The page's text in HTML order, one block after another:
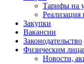
Тарифы на
Реализация
Закупки
Вакансии
Законодательство
Физическим
Новости,